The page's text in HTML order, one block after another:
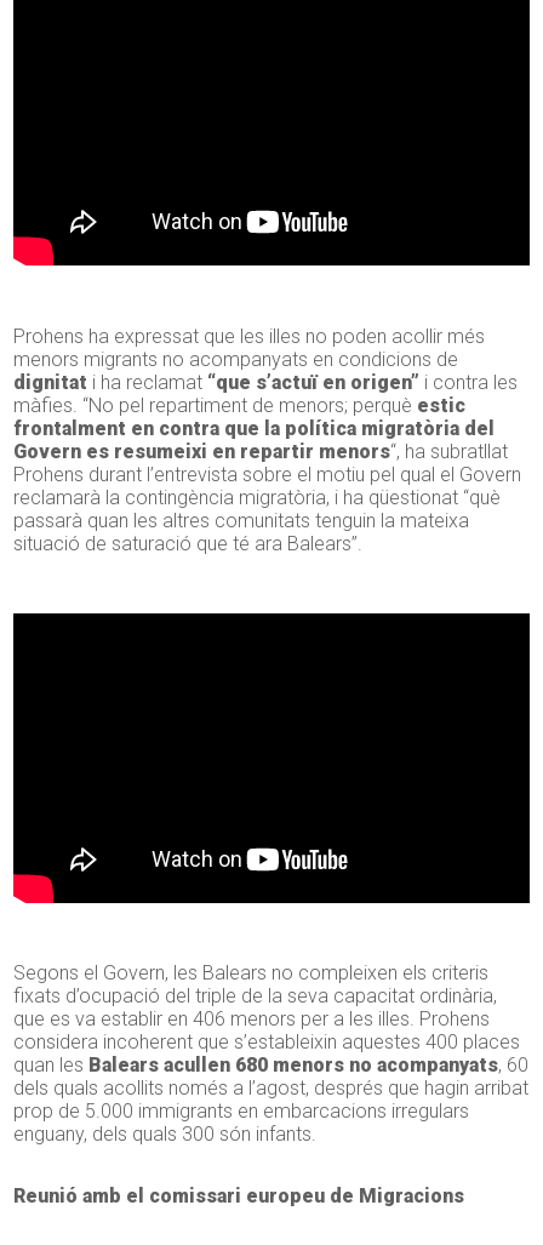
Prohens ha expressat que les illes no poden acollir més
menors migrants no acompanyats en condicions de
dignitat i ha reclamat “que s’actuï en origen” i contra les
màfies. “No pel repartiment de menors; perquè estic
frontalment en contra que la política migratòria del
Govern es resumeixi en repartir menors“, ha subratllat
Prohens durant l’entrevista sobre el motiu pel qual el Govern
reclamarà la contingència migratòria, i ha qüestionat “què
passarà quan les altres comunitats tenguin la mateixa
situació de saturació que té ara Balears”.
Segons el Govern, les Balears no compleixen els criteris
fixats d’ocupació del triple de la seva capacitat ordinària,
que es va establir en 406 menors per a les illes. Prohens
considera incoherent que s’estableixin aquestes 400 places
quan les Balears acullen 680 menors no acompanyats, 60
dels quals acollits només a l’agost, després que hagin arribat
prop de 5.000 immigrants en embarcacions irregulars
enguany, dels quals 300 són infants.
Reunió amb el comissari europeu de Migracions